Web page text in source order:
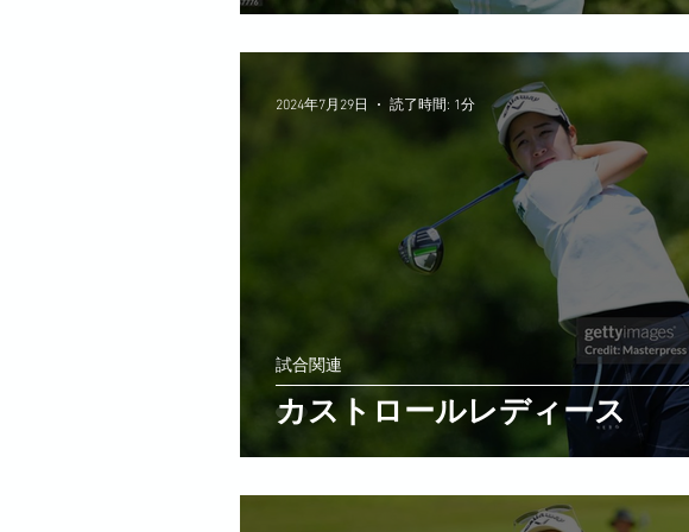
カストロールレディース
試合関連
2024年7月29日 読了時間: 1分